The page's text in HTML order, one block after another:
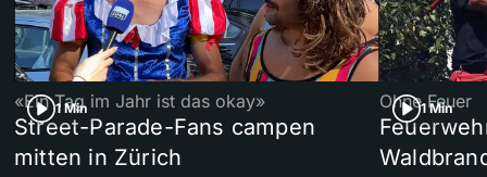
1 Min
«Ein Tag im Jahr ist das okay»
Street-Parade-Fans campen
mitten in Zürich
1 Min
Ohne Feuer